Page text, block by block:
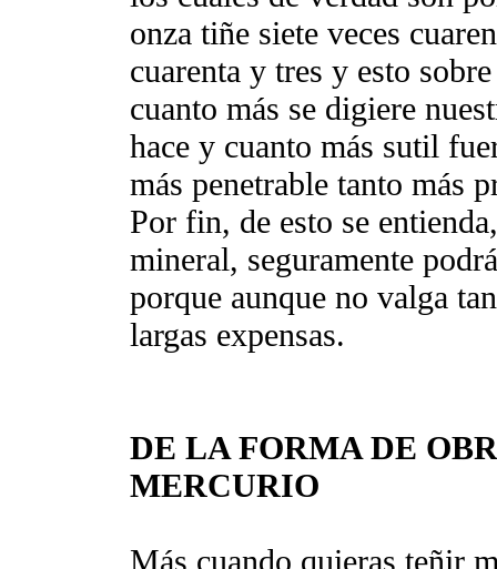
onza tiñe siete veces
cuarenta y tres y esto
cuanto más se digiere
hace y cuanto más sutil
más penetrable tanto más
Por fin, de esto se
mineral, seguramente
porque aunque no valga
largas expensas.
DE LA FORMA DE
MERCURIO
Más cuando quieras teñir